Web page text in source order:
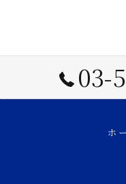
03-
ホ